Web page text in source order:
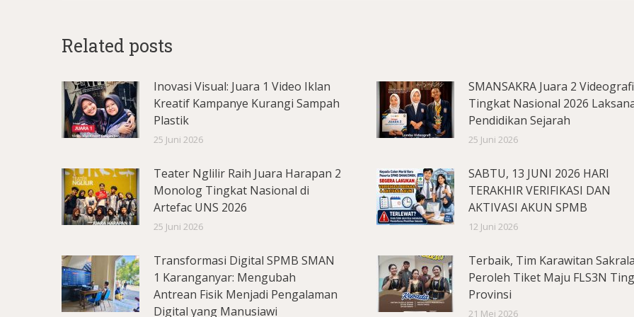
Related posts
Inovasi Visual: Juara 1 Video Iklan
Kreatif Kampanye Kurangi Sampah
Plastik
25 Juni 2026
SMANSAKRA Juara 2 Videografi
Tingkat Nasional 2026
Pendidikan Sejarah
25 Juni 2026
Teater Nglilir Raih Juara Harapan 2
Monolog Tingkat Nasional di
Artefac UNS 2026
25 Juni 2026
SABTU, 13 JUNI 2026 HARI
TERAKHIR VERIFIKASI DAN
AKTIVASI AKUN SPMB
12 Juni 2026
Transformasi Digital SPMB SMAN
1 Karanganyar: Mengubah
Antrean Fisik Menjadi Pengalaman
Digital yang Manusiawi
Terbaik, Tim Karawitan
Peroleh Tiket Maju FLS3N
Provinsi
21 Mei 2026